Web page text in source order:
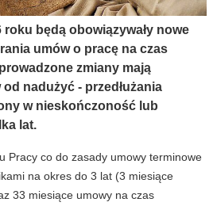
roku będą obowiązywały nowe
umów o pracę na czas
zmiany mają
nadużyć - przedłużania
w nieskończoność lub
lat.
Pracy co do zasady umowy terminowe
na okres do 3 lat (3 miesiące
33 miesiące umowy na czas